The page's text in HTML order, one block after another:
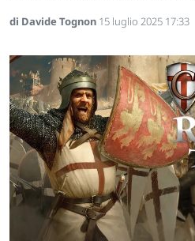
di Davide Tognon 15 luglio 2025 17:33